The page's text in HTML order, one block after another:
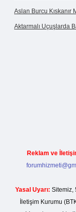
Aslan Burcu Kıskanır
Aktarmalı Uçuşlarda
Reklam ve
Yasal Uyarı: Sitemiz,
İletişim Kurumu